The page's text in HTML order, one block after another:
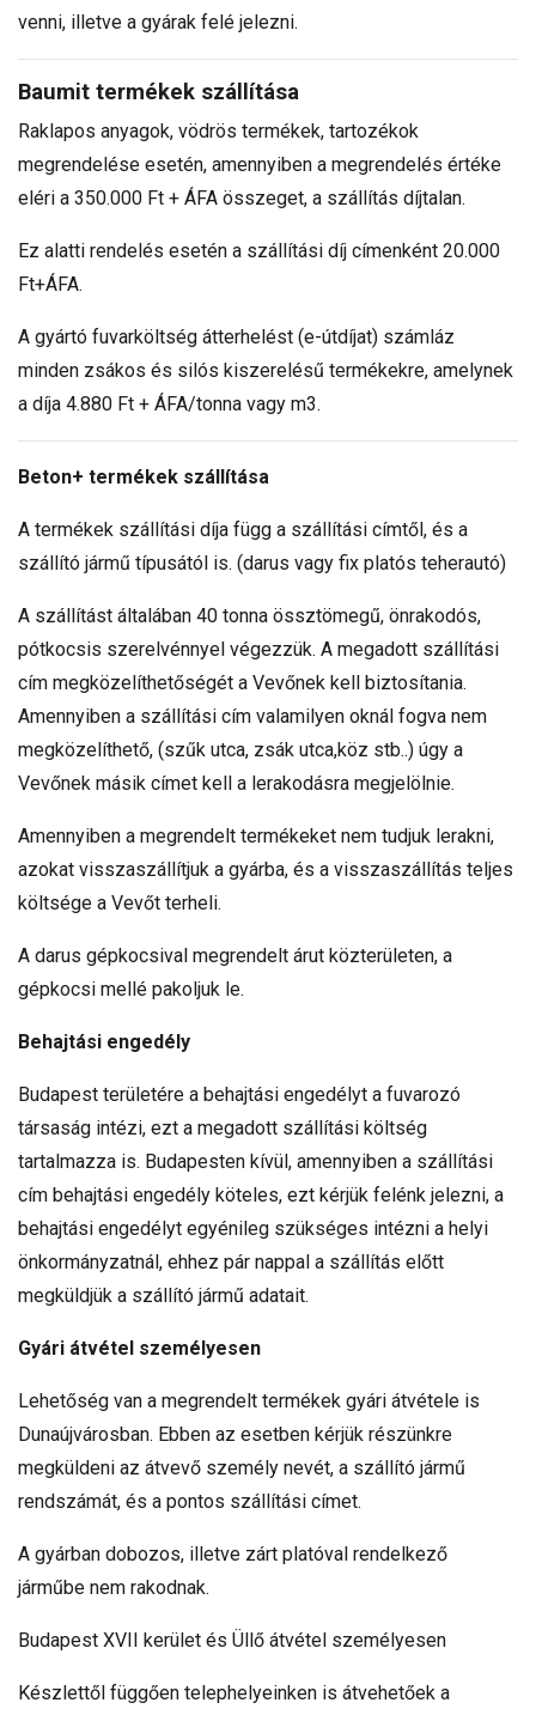
venni, illetve a gyárak felé jelezni.
Baumit termékek szállítása
Raklapos anyagok, vödrös termékek, tartozékok
megrendelése esetén, amennyiben a megrendelés értéke
eléri a 350.000 Ft + ÁFA összeget, a szállítás díjtalan.
Ez alatti rendelés esetén a szállítási díj címenként 20.000
Ft+ÁFA.
A gyártó fuvarköltség átterhelést (e-útdíjat) számláz
minden zsákos és silós kiszerelésű termékekre, amelynek
a díja 4.880 Ft + ÁFA/tonna vagy m3.
Beton+ termékek szállítása
A termékek szállítási díja függ a szállítási címtől, és a
szállító jármű típusától is. (darus vagy fix platós teherautó)
A szállítást általában 40 tonna össztömegű, önrakodós,
pótkocsis szerelvénnyel végezzük. A megadott szállítási
cím megközelíthetőségét a Vevőnek kell biztosítania.
Amennyiben a szállítási cím valamilyen oknál fogva nem
megközelíthető, (szűk utca, zsák utca,köz stb..) úgy a
Vevőnek másik címet kell a lerakodásra megjelölnie.
Amennyiben a megrendelt termékeket nem tudjuk lerakni,
azokat visszaszállítjuk a gyárba, és a visszaszállítás teljes
költsége a Vevőt terheli.
A darus gépkocsival megrendelt árut közterületen, a
gépkocsi mellé pakoljuk le.
Behajtási engedély
Budapest területére a behajtási engedélyt a fuvarozó
társaság intézi, ezt a megadott szállítási költség
tartalmazza is. Budapesten kívül, amennyiben a szállítási
cím behajtási engedély köteles, ezt kérjük felénk jelezni, a
behajtási engedélyt egyénileg szükséges intézni a helyi
önkormányzatnál, ehhez pár nappal a szállítás előtt
megküldjük a szállító jármű adatait.
Gyári átvétel személyesen
Lehetőség van a megrendelt termékek gyári átvétele is
Dunaújvárosban. Ebben az esetben kérjük részünkre
megküldeni az átvevő személy nevét, a szállító jármű
rendszámát, és a pontos szállítási címet.
A gyárban dobozos, illetve zárt platóval rendelkező
járműbe nem rakodnak.
Budapest XVII kerület és Üllő átvétel személyesen
Készlettől függően telephelyeinken is átvehetőek a